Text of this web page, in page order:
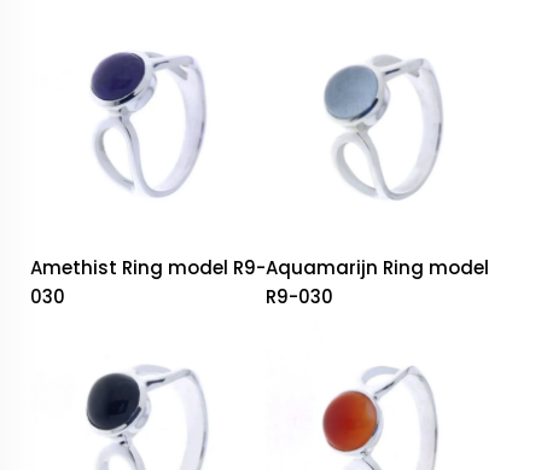
Amethist Ring model R9-
030
Aquamarijn Ring model
R9-030